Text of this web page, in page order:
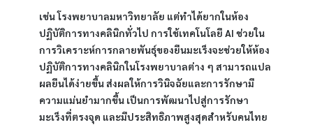
เช่น โรงพยาบาลมหาวิทยาลัย แต่ทำได้ยากในห้อง
ปฏิบัติการทางคลินิกทั่วไป การใช้เทคโนโลยี AI ช่วยใน
การวิเคราะห์การกลายพันธุ์ของยีนมะเร็งจะช่วยให้ห้อง
ปฏิบัติการทางคลินิกในโรงพยาบาลต่าง ๆ สามารถแปล
ผลยีนได้ง่ายขึ้น ส่งผลให้การวินิจฉัยและการรักษามี
ความแม่นยำมากขึ้น เป็นการพัฒนาไปสู่การรักษา
มะเร็งที่ตรงจุด และมีประสิทธิภาพสูงสุดสำหรับคนไทย